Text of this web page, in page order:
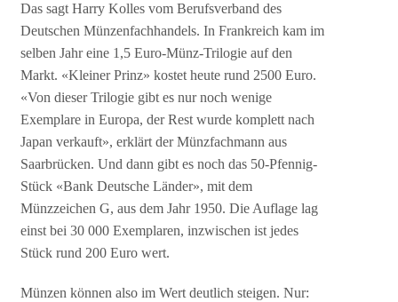
Das sagt Harry Kolles vom Berufsverband des
Deutschen Münzenfachhandels. In Frankreich kam im
selben Jahr eine 1,5 Euro-Münz-Trilogie auf den
Markt. «Kleiner Prinz» kostet heute rund 2500 Euro.
«Von dieser Trilogie gibt es nur noch wenige
Exemplare in Europa, der Rest wurde komplett nach
Japan verkauft», erklärt der Münzfachmann aus
Saarbrücken. Und dann gibt es noch das 50-Pfennig-
Stück «Bank Deutsche Länder», mit dem
Münzzeichen G, aus dem Jahr 1950. Die Auflage lag
einst bei 30 000 Exemplaren, inzwischen ist jedes
Stück rund 200 Euro wert.
Münzen können also im Wert deutlich steigen. Nur: